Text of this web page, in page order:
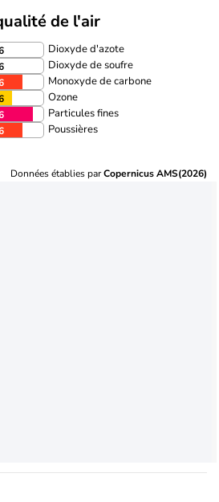
de l'air
Dioxyde d'azote
Dioxyde de soufre
Monoxyde de carbone
Ozone
Particules fines
Poussières
Données établies parCopernicus AMS(2026)